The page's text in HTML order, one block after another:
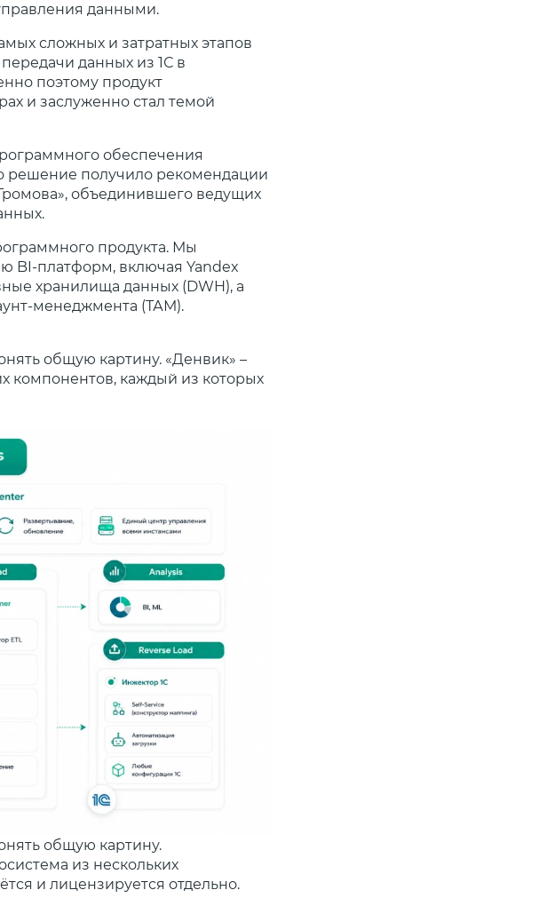
данными.
сложных и затратных этапов
данных из 1С в
поэтому продукт
и заслуженно стал темой
обеспечения
решение получило рекомендации
объединившего ведущих
продукта. Мы
BI-платформ, включая Yandex
хранилища данных (DWH), а
менеджмента (ТАМ).
общую картину. «Денвик» –
компонентов, каждый из которых
общую картину.
из нескольких
и лицензируется отдельно.